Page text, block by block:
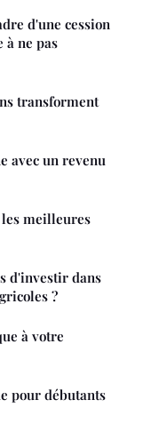
d'une cession
à ne pas
transforment
avec un revenu
meilleures
d'investir dans
?
à votre
pour débutants